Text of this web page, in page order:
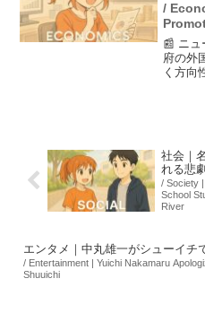
/
📰 ニュ
府の外
く方向
社会｜
れる悲劇
/ Society
School
River
エンタメ｜中丸雄一がシューイチ
/ Entertainment | Yuichi Nakamaru
Shuuichi